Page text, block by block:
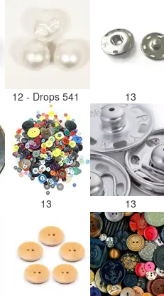
12 - Drops 541 13
13 13